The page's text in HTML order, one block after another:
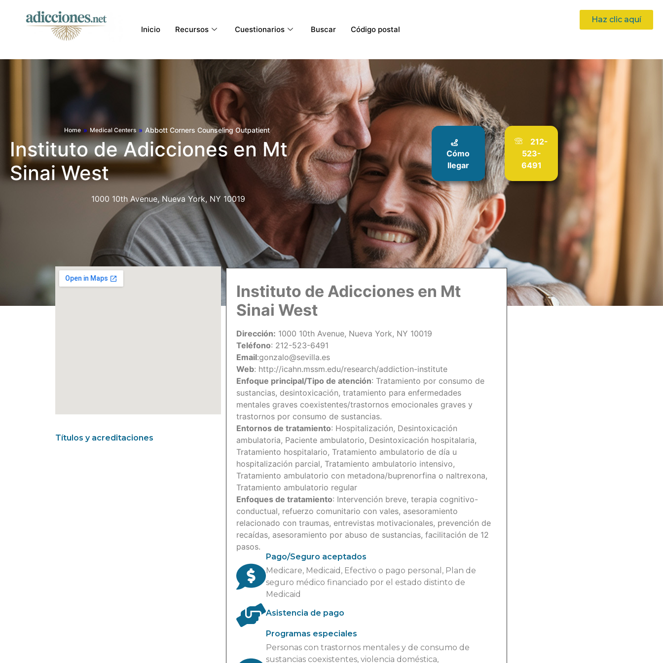
Inicio Recursos Cuestionarios Buscar Código postal
Haz clic aquí
Home » Medical Centers » Abbott Corners Counseling Outpatient
Instituto de Adicciones en Mt
Sinai West
1000 10th Avenue, Nueva York, NY 10019
Cómo
llegar
212-
523-
6491
Títulos y acreditaciones
Instituto de Adicciones en Mt
Sinai West
Dirección: 1000 10th Avenue, Nueva York, NY 10019
Teléfono: 212-523-6491
Email:gonzalo@sevilla.es
Web: http://icahn.mssm.edu/research/addiction-institute
Enfoque principal/Tipo de atención: Tratamiento por consumo de
sustancias, desintoxicación, tratamiento para enfermedades
mentales graves coexistentes/trastornos emocionales graves y
trastornos por consumo de sustancias.
Entornos de tratamiento: Hospitalización, Desintoxicación
ambulatoria, Paciente ambulatorio, Desintoxicación hospitalaria,
Tratamiento hospitalario, Tratamiento ambulatorio de día u
hospitalización parcial, Tratamiento ambulatorio intensivo,
Tratamiento ambulatorio con metadona/buprenorfina o naltrexona,
Tratamiento ambulatorio regular
Enfoques de tratamiento: Intervención breve, terapia cognitivo-
conductual, refuerzo comunitario con vales, asesoramiento
relacionado con traumas, entrevistas motivacionales, prevención de
recaídas, asesoramiento por abuso de sustancias, facilitación de 12
pasos.
Pago/Seguro aceptados
Medicare, Medicaid, Efectivo o pago personal, Plan de
seguro médico financiado por el estado distinto de
Medicaid
Asistencia de pago
Programas especiales
Personas con trastornos mentales y de consumo de
sustancias coexistentes, violencia doméstica,